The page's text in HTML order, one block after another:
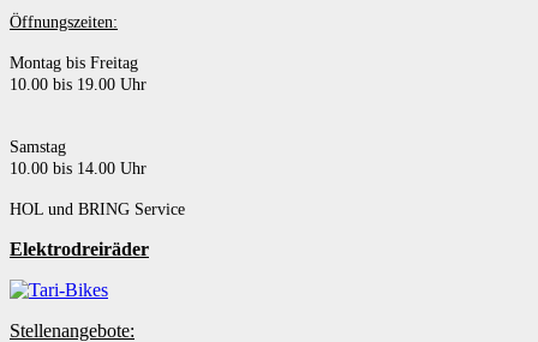
Öffnungszeiten:
Montag bis Freitag
10.00 bis 19.00 Uhr
Samstag
10.00 bis 14.00 Uhr
HOL und BRING Service
Elektrodreiräder
Stellenangebote: